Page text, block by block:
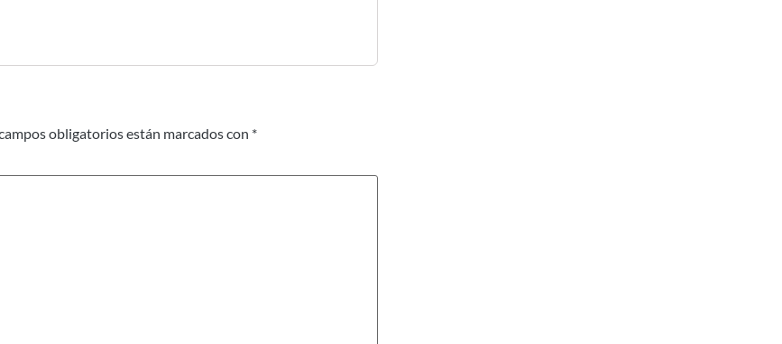
obligatorios están marcados con *